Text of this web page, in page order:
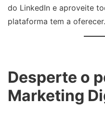
do LinkedIn e aproveite
plataforma tem a oferecer.
Desperte o
Marketing